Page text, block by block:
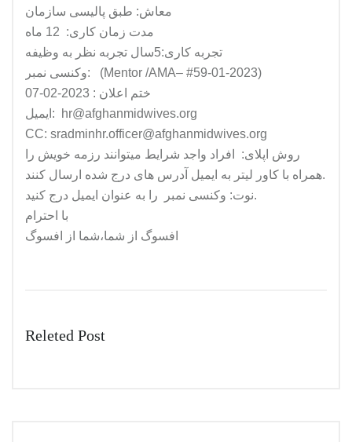
معاش: طبق پالیسی سازمان
مدت زمان کاری: 12 ماه
تجربه کاری:5سال تجربه نظر به وظیفه
وکنسی نمبر: (Mentor /AMA– #59-01-2023)
ختم اعلان : 2023-02-07
ایمیل: hr@afghanmidwives.org
CC: sradminhr.officer@afghanmidwives.org
روش اپلای: افراد واجد شرایط میتوانند رزمه خویش را
همراه با کاور لیتر به ایمیل آدرس های درج شده ارسال کنند.
نوت: وکنسی نمبر را به عنوان ایمیل درج کنید.
با احترام
افسوگ از شما،شما از افسوگ
Releted Post